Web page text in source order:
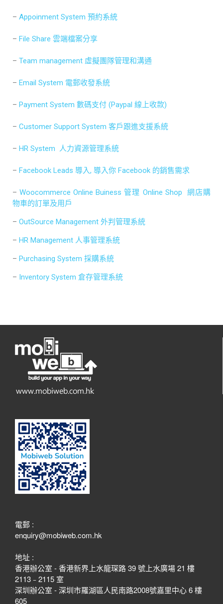
– Appoinment System 預約系統
– File Share 雲端檔案分享
– Team management 虛擬團隊管理和溝通
– Email System 電郵收發系統
– Payment System 數碼支付 (Paypal 線上收款)
– Customer Support System 客戶跟進支援系統
– HR System 人力資源管理系統
– Facebook Leads 導入, 導入你 Facebook 的銷售需求
–Woocommerce Online Buiness 管理 Online Shop 網店購
物車的訂單及用戶
– OutSource Management 外判管理系統
– HR Management 人事管理系統
– Purchasing System 採購系統
– Inventory System 倉存管理系統
電郵 :
enquiry@mobiweb.com.hk
地址 :
香港辦公室 - 香港新界上水龍琛路 39 號上水廣場 21 樓
2113﹣2115 室
深圳辦公室 - 深圳市羅湖區人民南路2008號嘉里中心 6 樓
605